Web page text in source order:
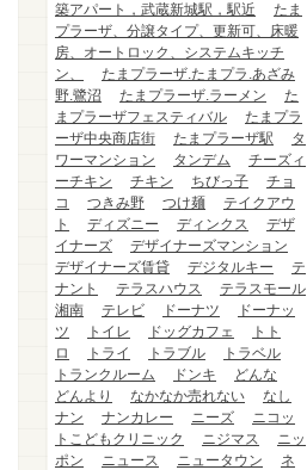
築アパート，武蔵新城駅，駅近
たま
プラーザ、分譲タイプ、更新可、床暖
房、オートロック、システムキッチ
ン、
たまプラーザ.たまプラ.あざみ
野.鷺沼
たまプラーザ.ラーメン
た
まプラーザフェスティバル
たまプラ
ーザ中央商店街
たまプラーザ駅
タ
ワーマンション
タンデム
チーズィ
ーチキン
チキン ちびっ子
チョ
コ
つきみ野 つけ麺
テイクアウ
ト
ディズニー ディンクス
デザ
イナーズ
デザイナーズマンション
デザイナーズ賃貸
デジタルキー
テ
ナント
テラスハウス
テラスモール
湘南
テレビ ドーナツ
ドーナッ
ツ
トイレ ドッグカフェ
トト
ロ
トライ トラブル
トラベル
トランクルーム
ドンキ
どんな
どんより
なかなか売れない
なし
ナン
ナンカレー ニーズ
ニコッ
トこどもクリニック
ニジマス
ニッ
ポン
ニュース ニュータウン
ネ